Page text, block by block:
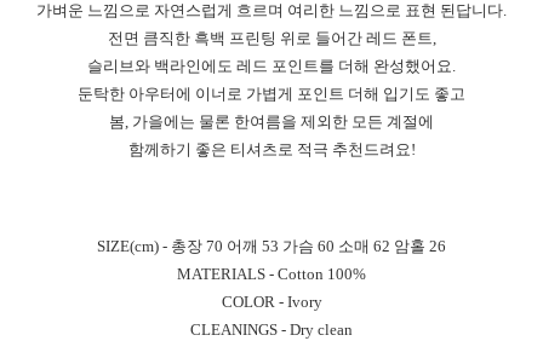
가벼운 느낌으로 자연스럽게 흐르며 여리한 느낌으로 표현 된답니다.
전면 큼직한 흑백 프린팅 위로 들어간 레드 폰트,
슬리브와 백라인에도 레드 포인트를 더해 완성했어요.
둔탁한 아우터에 이너로 가볍게 포인트 더해 입기도 좋고
봄, 가을에는 물론 한여름을 제외한 모든 계절에
함께하기 좋은 티셔츠로 적극 추천드려요!
SIZE(cm) - 총장 70 어깨 53 가슴 60 소매 62 암홀 26
MATERIALS - Cotton 100%
COLOR - Ivory
CLEANINGS - Dry clean